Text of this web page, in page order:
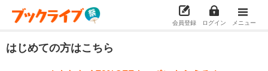
会員登録 ログイン メニュー
はじめての方はこちら